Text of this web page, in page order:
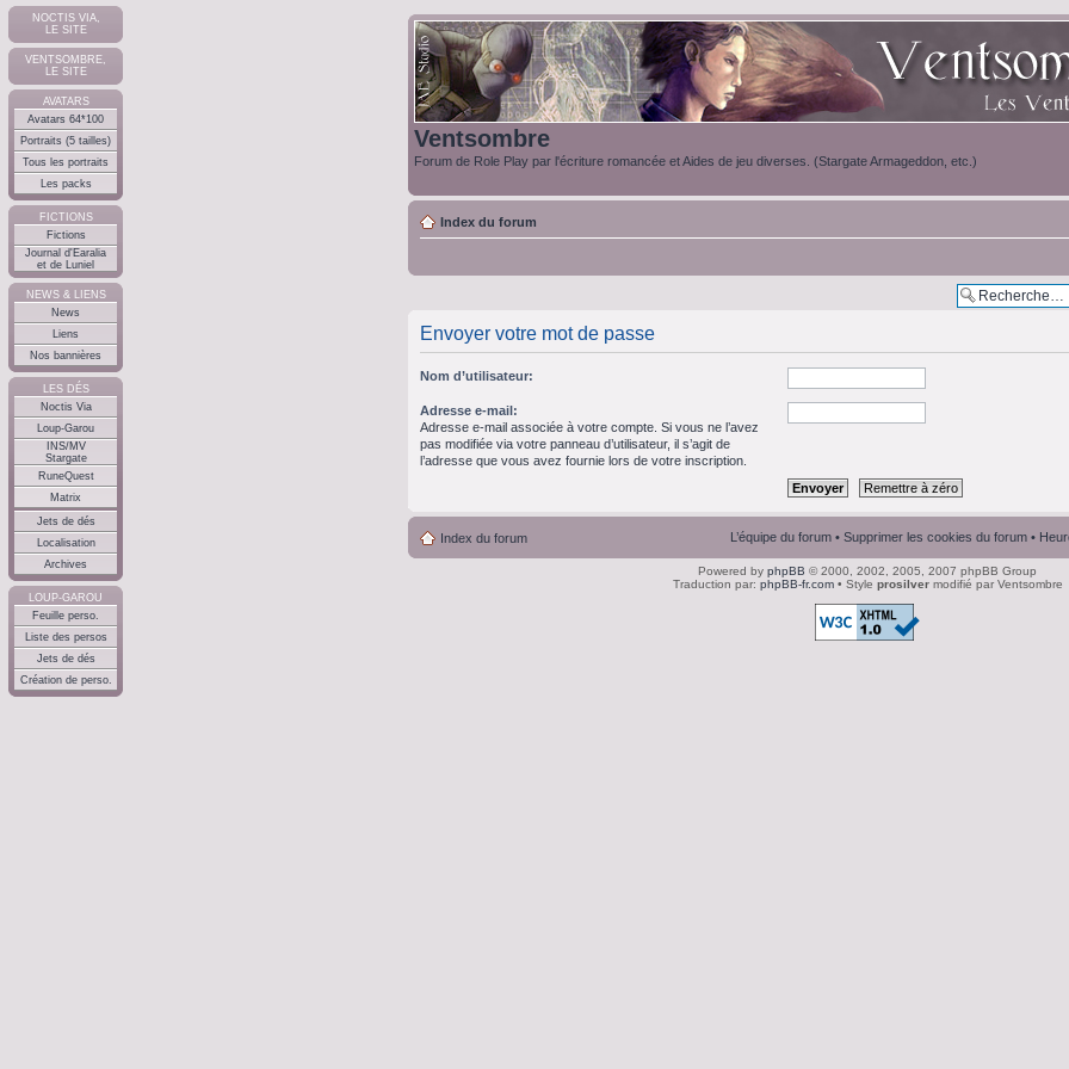
NOCTIS VIA,
LE SITE
VENTSOMBRE,
LE SITE
AVATARS
Avatars 64*100
Portraits (5 tailles)
Tous les portraits
Les packs
FICTIONS
Fictions
Journal d'Earalia
et de Luniel
NEWS & LIENS
News
Liens
Nos bannières
LES DÉS
Noctis Via
Loup-Garou
INS/MV
Stargate
RuneQuest
Matrix
Jets de dés
Localisation
Archives
LOUP-GAROU
Feuille perso.
Liste des persos
Jets de dés
Création de perso.
Ventsombre
Forum de Role Play par l'écriture romancée et Aides de jeu diverses. (Stargate Armageddon, etc.)
Index du forum
Envoyer votre mot de passe
Nom d’utilisateur:
Adresse e-mail:
Adresse e-mail associée à votre compte. Si vous ne l’avez
pas modifiée via votre panneau d’utilisateur, il s’agit de
l’adresse que vous avez fournie lors de votre inscription.
Index du forum L’équipe du forum • Supprimer les cookies du forum •
Powered by phpBB © 2000, 2002, 2005, 2007 phpBB Group
Traduction par: phpBB-fr.com• Style prosilvermodifié par Ventsombre